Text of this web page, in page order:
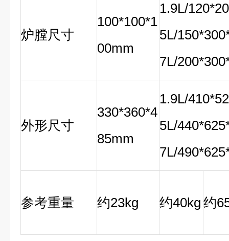
炉膛尺寸
100*100*1
00mm
1.9L/
5L/
7L/
外形尺寸
330*360*4
85mm
1.9L/
5L/
7L/
参考重量 约23kg 约40kg 约